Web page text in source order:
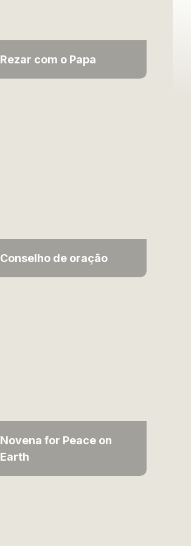
Rezar com o Papa
Conselho de oração
Novena for Peace on
Earth